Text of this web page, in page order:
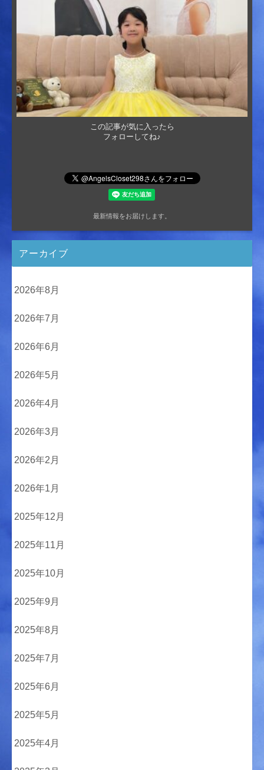
この記事が気に入ったら
フォローしてね♪
最新情報をお届けします。
アーカイブ
2026年8月
2026年7月
2026年6月
2026年5月
2026年4月
2026年3月
2026年2月
2026年1月
2025年12月
2025年11月
2025年10月
2025年9月
2025年8月
2025年7月
2025年6月
2025年5月
2025年4月